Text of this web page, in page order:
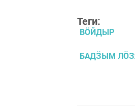
Теги:
ВӦЙДЫР
БАДӞЫМ